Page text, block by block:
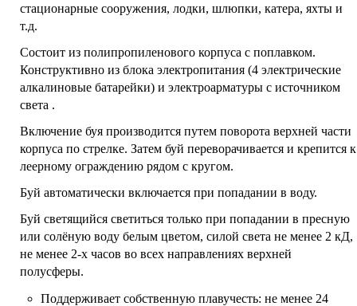
стационарные сооружения, лодки, шлюпки, катера, яхты и
т.д.
Состоит из полипропиленового корпуса с поплавком.
Конструктивно из блока электропитания (4 электрические
алкалиновые батарейки) и электроарматуры с источником
света .
Включение буя производится путем поворота верхней части
корпуса по стрелке. Затем буй переворачивается и крепится к
леерному ограждению рядом с кругом.
Буй автоматически включается при попадании в воду.
Буй светящийся светиться только при попадании в пресную
или солёную воду белым цветом, силой света не менее 2 кД,
не менее 2-х часов во всех направлениях верхней
полусферы.
Поддерживает собственную плавучесть: не менее 24